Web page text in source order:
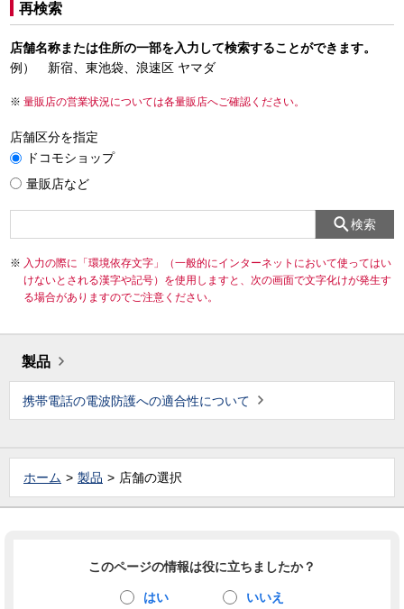
再検索
店舗名称または住所の一部を入力して検索することができます。
例） 新宿、東池袋、浪速区 ヤマダ
量販店の営業状況については各量販店へご確認ください。
店舗区分を指定
ドコモショップ
量販店など
検索
入力の際に「環境依存文字」（一般的にインターネットにおいて使ってはい
けないとされる漢字や記号）を使用しますと、次の画面で文字化けが発生す
る場合がありますのでご注意ください。
製品
携帯電話の電波防護への適合性について
ホーム 製品 店舗の選択
このページの情報は役に立ちましたか？
はい いいえ